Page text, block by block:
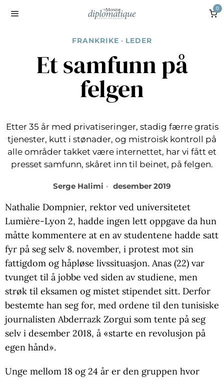
0
FRANKRIKE · LEDER
Et samfunn på
felgen
Etter 35 år med privatiseringer, stadig færre gratis
tjenester, kutt i stønader, og mistroisk kontroll på
alle områder takket være internettet, har vi fått et
presset samfunn, skåret inn til beinet, på felgen.
Serge Halimi desember 2019
Nathalie Dompnier, rektor ved universitetet
Lumière-Lyon 2, hadde ingen lett oppgave da hun
måtte kommentere at en av studentene hadde satt
fyr på seg selv 8. november, i protest mot sin
fattigdom og håpløse livssituasjon. Anas (22) var
tvunget til å jobbe ved siden av studiene, men
strøk til eksamen og mistet stipendet sitt. Derfor
bestemte han seg for, med ordene til den tunisiske
journalisten Abderrazk Zorgui som tente på seg
selv i desember 2018, å «starte en revolusjon på
egen hånd».
Unge mellom 18 og 24 år er den gruppen hvor